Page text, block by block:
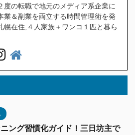
度の転職で地元のメディア系企業に
業＆副業を両立する時間管理術を発
幌在住,４人家族＋ワンコ１匹と暮ら
ング習慣化ガイド！三日坊主で